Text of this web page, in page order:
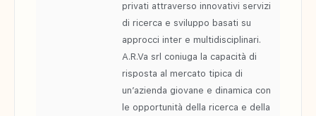
privati attraverso innovativi servizi
di ricerca e sviluppo basati su
approcci inter e multidisciplinari.
A.R.Va srl coniuga la capacità di
risposta al mercato tipica di
un’azienda giovane e dinamica con
le opportunità della ricerca e della